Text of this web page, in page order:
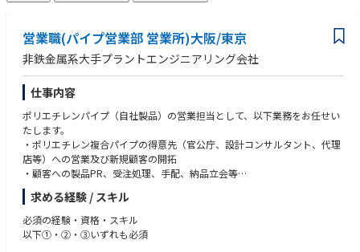
営業職(パイプ営業部 営業所)大阪/東京
非鉄金属系大手プラントエンジニアリング会社
仕事内容
ポリエチレンパイプ（自社製品）の営業担当として、以下業務をお任せい
たします。
・ポリエチレン複合パイプの得意先（官公庁、設計コンサルタント、代理
店等）への営業及び新規顧客の開拓
・顧客への製品PR、受注処理、手配、納品立会等
【配属事業部の事業内容】
・高密度ポリエチレン管を使用した配管システムの企画・設計・製造・販
売・施工
求める経験 / スキル
必須の経験・資格・スキル
以下①・②・③いずれも必須